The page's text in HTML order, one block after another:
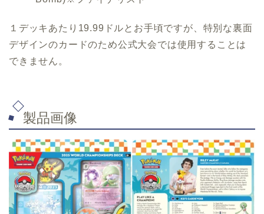
１デッキあたり19.99ドルとお手頃ですが、特別な裏面
デザインのカードのため公式大会では使用することは
できません。
製品画像